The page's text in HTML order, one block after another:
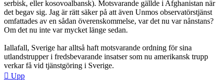
serbisk, eller kosovoalbansk). Motsvarande gällde i Afghanistan när
det begav sig. Jag är rätt säker på att även Unmos observatörstjänst
omfattades av en sådan överenskommelse, var det nu var nånstans?
Om det nu inte var mycket länge sedan.
Iallafall, Sverige har alltså haft motsvarande ordning för sina
utlandstrupper i fredsbevarande insatser som nu amerikansk trupp
verkar få vid tjänstgöring i Sverige.
Upp